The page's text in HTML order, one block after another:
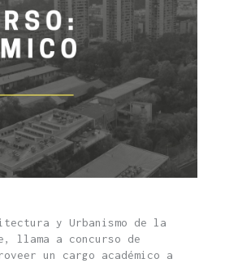
y Urbanismo de la
llama a concurso de
un cargo académico a